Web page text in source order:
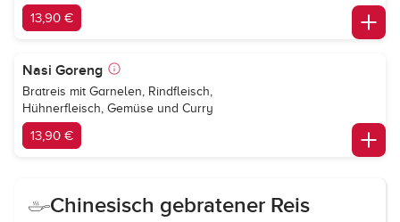
13,90 €
Nasi Goreng
Bratreis mit Garnelen, Rindfleisch,
Hühnerfleisch, Gemüse und Curry
13,90 €
Chinesisch gebratener Reis